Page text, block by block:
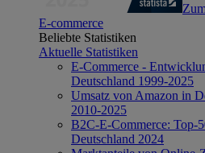
E-commerce
Beliebte Statistiken
Aktuelle Statistiken
E-Commerce -
Deutschland 1999-2025
Umsatz von Amazon in
2010-2025
B2C-E-Commerce: Top-
Deutschland 2024